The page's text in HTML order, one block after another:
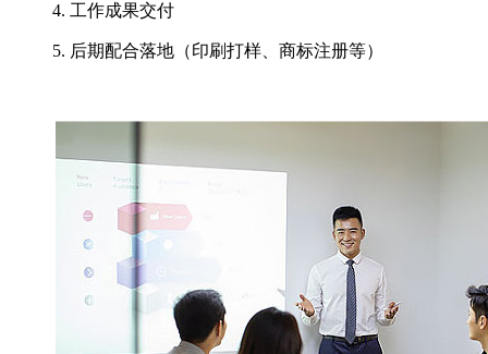
4. 工作成果交付
5. 后期配合落地（印刷打样、商标注册等）